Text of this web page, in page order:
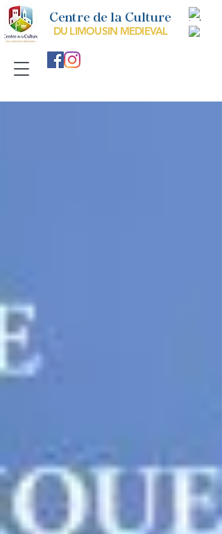
Centre de la Culture
DU LIMOUSIN MEDIEVAL